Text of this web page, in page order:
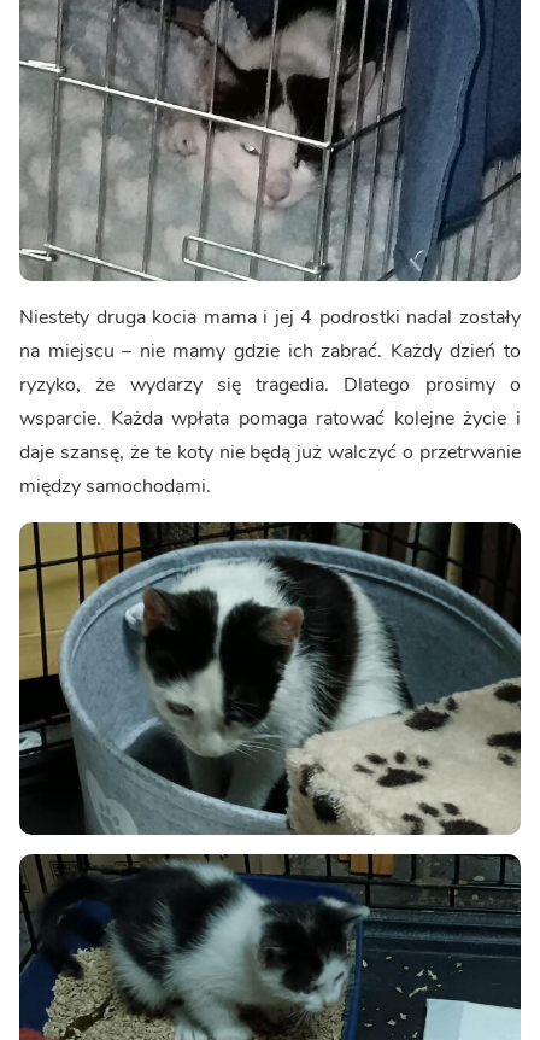
Niestety druga kocia mama i jej 4 podrostki nadal zostały
na miejscu – nie mamy gdzie ich zabrać. Każdy dzień to
ryzyko, że wydarzy się tragedia. Dlatego prosimy o
wsparcie. Każda wpłata pomaga ratować kolejne życie i
daje szansę, że te koty nie będą już walczyć o przetrwanie
między samochodami.